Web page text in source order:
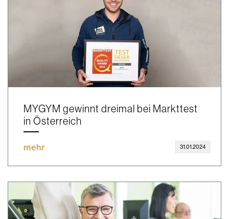
MYGYM gewinnt dreimal bei Markttest
in Österreich
mehr 31.01.2024